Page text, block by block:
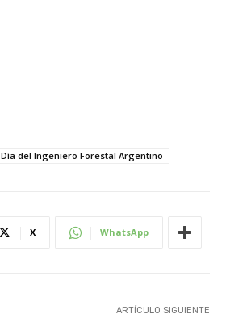
Día del Ingeniero Forestal Argentino
X WhatsApp
ARTÍCULO SIGUIENTE